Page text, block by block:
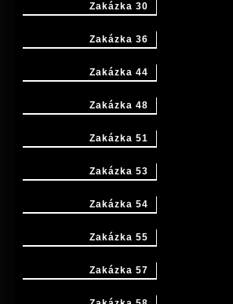
Zakázka 30
Zakázka 36
Zakázka 44
Zakázka 48
Zakázka 51
Zakázka 53
Zakázka 54
Zakázka 55
Zakázka 57